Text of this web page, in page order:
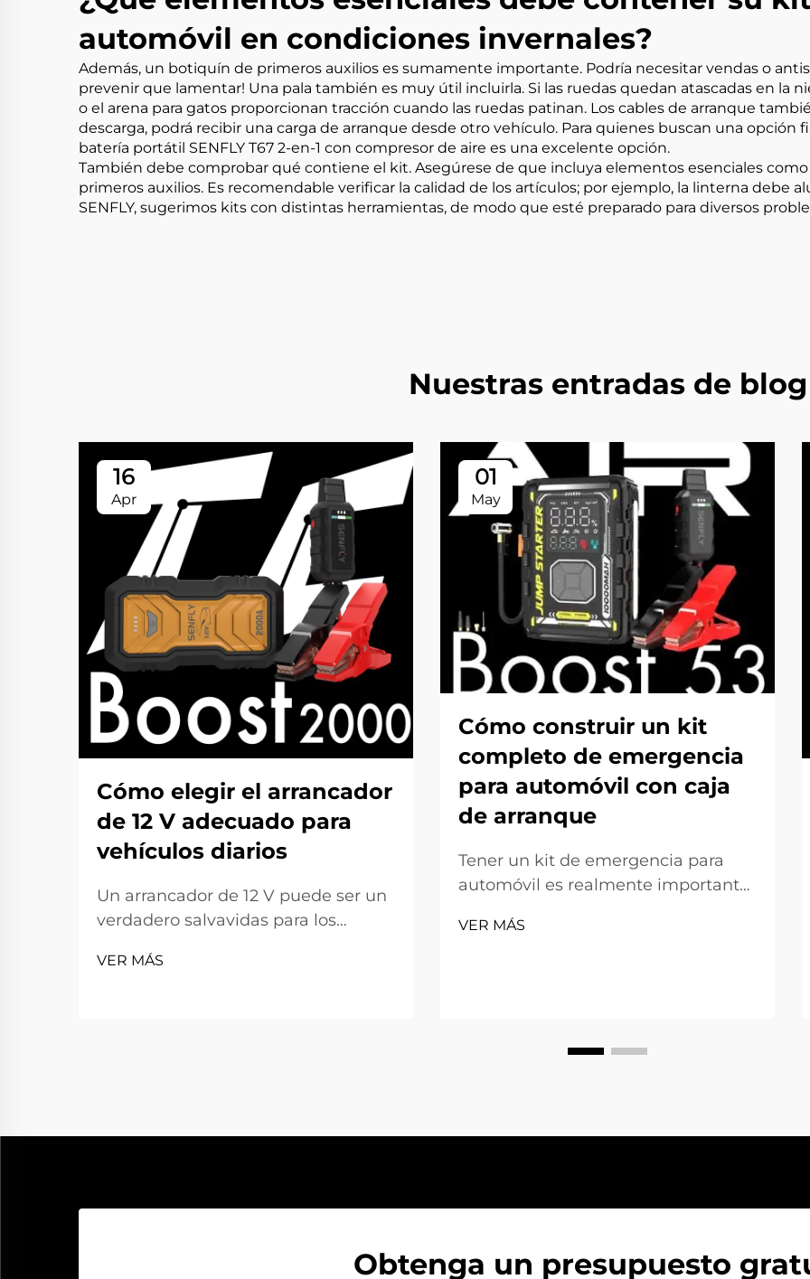
automóvil en condiciones invernales?
Además, un botiquín de primeros auxilios es sumamente importante. Podría necesitar vendas o
prevenir que lamentar! Una pala también es muy útil incluirla. Si las ruedas quedan atascadas en la
o el arena para gatos proporcionan tracción cuando las ruedas patinan. Los cables de arranque
descarga, podrá recibir una carga de arranque desde otro vehículo. Para quienes buscan una opción
batería portátil SENFLY T67 2-en-1 con compresor de aire es una excelente opción.
También debe comprobar qué contiene el kit. Asegúrese de que incluya elementos esenciales
primeros auxilios. Es recomendable verificar la calidad de los artículos; por ejemplo, la linterna debe
SENFLY, sugerimos kits con distintas herramientas, de modo que esté preparado para diversos
Nuestras entradas de blog
16
Apr
Cómo elegir el arrancador
de 12 V adecuado para
vehículos diarios
Un arrancador de 12 V puede ser un
verdadero salvavidas para los
está saliendo para ir a trabajar o de
marcha...
VER MÁS
01
May
Cómo construir un kit
completo de emergencia
para automóvil con caja
de arranque
Tener un kit de emergencia para
automóvil es realmente importante
accidentes o averías pueden ocurrir
arranque puede poner en marcha
VER MÁS
Obtenga un presupuesto